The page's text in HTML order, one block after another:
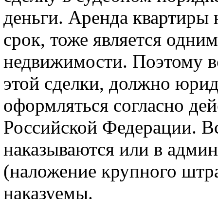
деньги. Аренда квартиры
срок, тоже является
недвижимости. Поэтому
этой сделки, должно
оформляться согласно
Российской Федерации.
наказываются или в
(наложение крупного
наказуемы.